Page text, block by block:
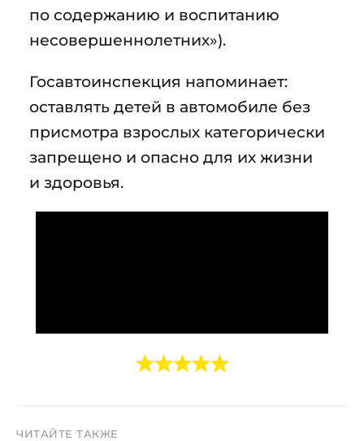
по содержанию и воспитанию
несовершеннолетних»).
Госавтоинспекция напоминает:
оставлять детей в автомобиле без
присмотра взрослых категорически
запрещено и опасно для их жизни
и здоровья.
ЧИТАЙТЕ ТАКЖЕ